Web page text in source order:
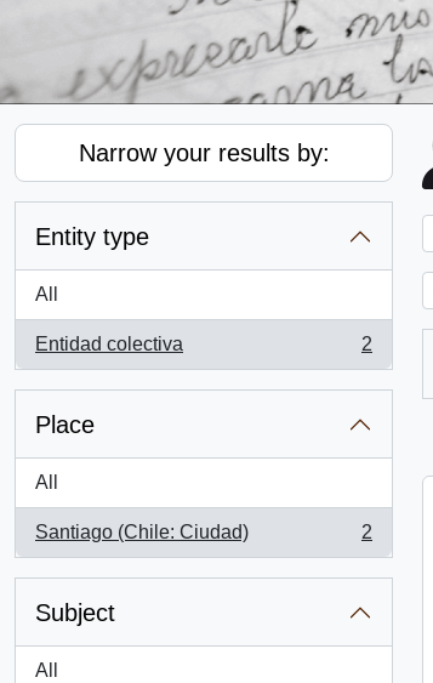
Narrow your results by:
Entity type
All
Entidad colectiva
, 2 results
2
Place
All
Santiago (Chile: Ciudad)
, 2 results
2
Subject
All